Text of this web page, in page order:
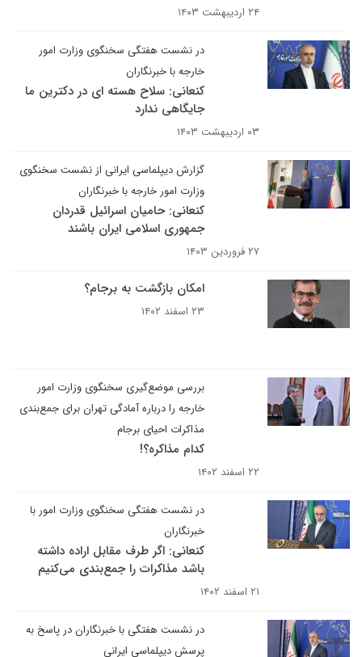
۲۴ اردیبهشت ۱۴۰۳
در نشست هفتگی سخنگوی وزارت امور
خارجه با خبرنگاران
کنعانی: سلاح هسته ای در دکترین ما
جایگاهی ندارد
۰۳ اردیبهشت ۱۴۰۳
گزارش دیپلماسی ایرانی از نشست سخنگوی
وزارت امور خارجه با خبرنگاران
کنعانی: حامیان اسرائیل قدردان
جمهوری اسلامی ایران باشند
۲۷ فروردین ۱۴۰۳
امکان بازگشت به برجام؟
۲۳ اسفند ۱۴۰۲
بررسی موضع‌گیری سخنگوی وزارت امور
خارجه را درباره آمادگی تهران برای جمع‌بندی
مذاکرات احیای برجام
کدام مذاکره؟!
۲۲ اسفند ۱۴۰۲
در نشست هفتگی سخنگوی وزارت امور با
خبرنگاران
کنعانی: اگر طرف مقابل اراده داشته
باشد مذاکرات را جمع‌بندی می‌کنیم
۲۱ اسفند ۱۴۰۲
در نشست هفتگی با خبرنگاران در پاسخ به
پرسش دیپلماسی ایرانی